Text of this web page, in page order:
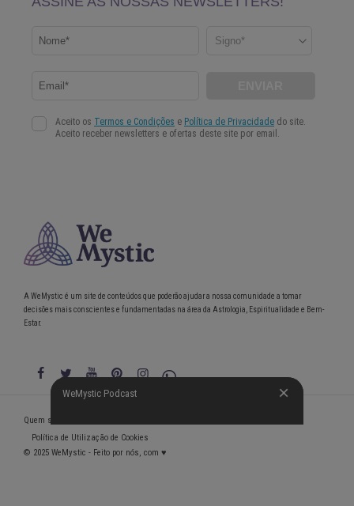
WeMystic Podcast
A WeMystic é um site de conteúdos que poderão ajudar a nossa comunidade a tomar
decisões mais conscientes e fundamentadas na área da Astrologia, Espiritualidade e Bem-
Estar.
WeMystic Podcast
Quem somos
Política de Utilização de Cookies
© 2025 WeMystic - Feito por nós, com ♥